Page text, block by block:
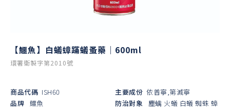
【鱷魚】白蟻蟑蹣蟻蚤藥｜600ml
環署衛製字第2010號
商品代碼 ISH60
品牌 鱷魚
主要成份 依普寧,第滅寧
防治對象
塵螨 火蟻 白蟻 蜘蛛 蟑